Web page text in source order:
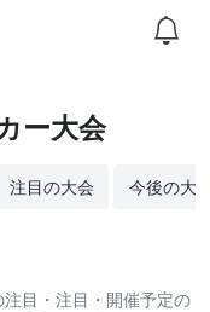
ー大会
注目の大会 今後の大
目・注目・開催予定の